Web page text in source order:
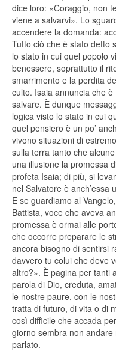
dice loro: «Coraggio, non
viene a salvarvi». Lo
accendere la domanda:
Tutto ciò che è stato detto
lo stato in cui quel popolo
benessere, soprattutto il
smarrimento e la perdita
culto. Isaia annuncia che
salvare. È dunque
logica visto lo stato in cui
quel pensiero è un po’
vivono situazioni di
sulla terra tanto che
una illusione la promessa
profeta Isaia; di più, si
nel Salvatore è anch’essa
E se guardiamo al
Battista, voce che aveva
promessa è ormai alle
che occorre preparare le
ancora bisogno di sentirsi
davvero tu colui che deve
altro?». È pagina per tanti
parola di Dio, creduta,
le nostre paure, con le
tratta di futuro, di vita o di
così difficile che accada
giorno sembra non
parlato.